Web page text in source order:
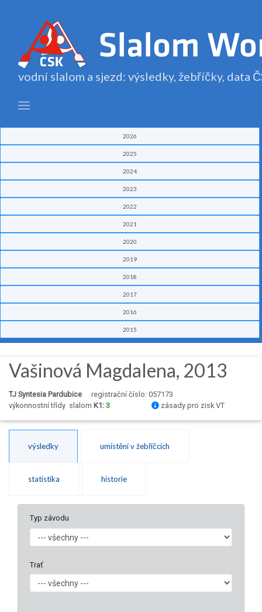
vodní slalom a sjezd: výsledky, žebříčky, data
2026
2025
2024
2023
2022
2021
2020
2019
2018
2017
2016
2015
Vašinová Magdalena, 2013
TJ Syntesia Pardubice
registrační číslo: 057173
výkonnostní třídy slalom K1: 3 zásady pro zisk VT
výsledky umístění v žebříčcích
statistika historie
Typ závodu
Trať